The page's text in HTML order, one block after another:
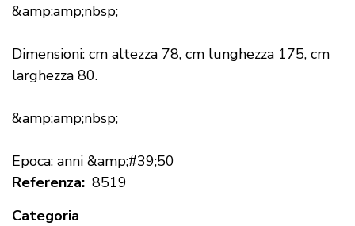
&amp;amp;nbsp;
Dimensioni: cm altezza 78, cm lunghezza 175, cm
larghezza 80.
&amp;amp;nbsp;
Epoca: anni &amp;#39;50
Referenza 8519
Categoria